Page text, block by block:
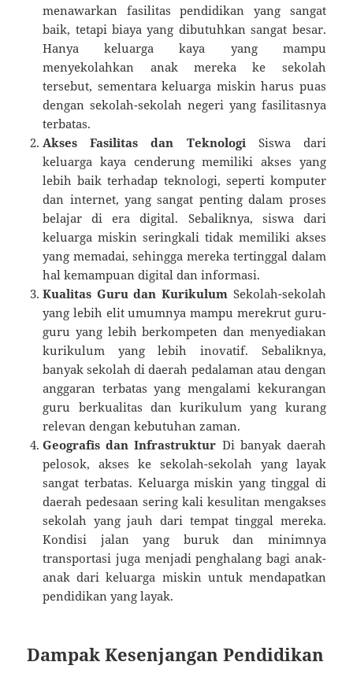
menawarkan fasilitas pendidikan yang sangat
baik, tetapi biaya yang dibutuhkan sangat besar.
Hanya keluarga kaya yang mampu
menyekolahkan anak mereka ke sekolah
tersebut, sementara keluarga miskin harus puas
dengan sekolah-sekolah negeri yang fasilitasnya
terbatas.
Akses Fasilitas dan Teknologi Siswa dari
keluarga kaya cenderung memiliki akses yang
lebih baik terhadap teknologi, seperti komputer
dan internet, yang sangat penting dalam proses
belajar di era digital. Sebaliknya, siswa dari
keluarga miskin seringkali tidak memiliki akses
yang memadai, sehingga mereka tertinggal dalam
hal kemampuan digital dan informasi.
Kualitas Guru dan Kurikulum Sekolah-sekolah
yang lebih elit umumnya mampu merekrut guru-
guru yang lebih berkompeten dan menyediakan
kurikulum yang lebih inovatif. Sebaliknya,
banyak sekolah di daerah pedalaman atau dengan
anggaran terbatas yang mengalami kekurangan
guru berkualitas dan kurikulum yang kurang
relevan dengan kebutuhan zaman.
Geografis dan Infrastruktur Di banyak daerah
pelosok, akses ke sekolah-sekolah yang layak
sangat terbatas. Keluarga miskin yang tinggal di
daerah pedesaan sering kali kesulitan mengakses
sekolah yang jauh dari tempat tinggal mereka.
Kondisi jalan yang buruk dan minimnya
transportasi juga menjadi penghalang bagi anak-
anak dari keluarga miskin untuk mendapatkan
pendidikan yang layak.
Dampak Kesenjangan Pendidikan